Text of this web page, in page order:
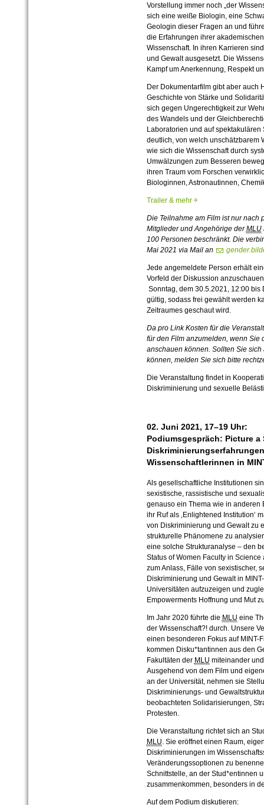
Vorstellung immer noch „der
sich eine weiße Biologin, eine
Geologin dieser Fragen an und
die Erfahrungen ihrer
Wissenschaft. In ihren Karrieren
und Gewalt ausgesetzt. Die
Kampf um Anerkennung, Respekt
Der Dokumentarfilm gibt aber auch
Geschichte von Stärke und
sich gegen Ungerechtigkeit zur
des Wandels und der
Laboratorien und auf
deutlich, von welch unschätzbarem
wie sich die Wissenschaft durch
Umwälzungen zum Besseren
ihren Traum vom Forschen
Biologinnen, Astronautinnen,
Trailer & mehr
Die Teilnahme am Film ist nur nach
Mitglieder und Angehörige derMLU
100 Personen beschränkt. Die
Mai 2021 via Mail an
Jede angemeldete Person erhält
Vorfeld der Diskussion
Sonntag, dem 30.5.2021, 12:00
gültig, sodass frei gewählt werden
Zeitraumes geschaut wird.
Da pro Link Kosten für die
für den Film anzumelden, wenn Sie
anschauen können. Sollten Sie
können, melden Sie sich bitte
Die Veranstaltung findet in
Diskriminierung und sexuelle
02. Juni 2021, 17–19 Uhr:
Podiumsgespräch: Picture a
Wissenschaftlerinnen in
Als gesellschaftliche Institutionen
sexistische, rassistische und
genauso ein Thema wie in anderen
ihr Ruf als ‚Enlightened Institution‘
von Diskriminierung und Gewalt zu
strukturelle Phänomene zu
eine solche Strukturanalyse – den
Status of Women Faculty in
zum Anlass, Fälle von sexistischer,
Diskriminierung und Gewalt in
Universitäten aufzuzeigen und
Empowerments Hoffnung und Mut
Im Jahr 2020 führte die MLU eine
der Wissenschaft?! durch. Unsere
einen besonderen Fokus auf MINT-
kommen Disku*tantinnen aus den
Fakultäten der MLU miteinander
Ausgehend von dem Film und
an der Universität, nehmen sie
Diskriminierungs- und
beobachteten Solidarisierungen,
Protesten.
Die Veranstaltung richtet sich an
MLU . Sie eröffnet einen Raum,
Diskriminierungen im
Veränderungssoptionen zu
Schnittstelle, an der Stud*entinnen
zusammenkommen, besonders in
Auf dem Podium diskutieren: